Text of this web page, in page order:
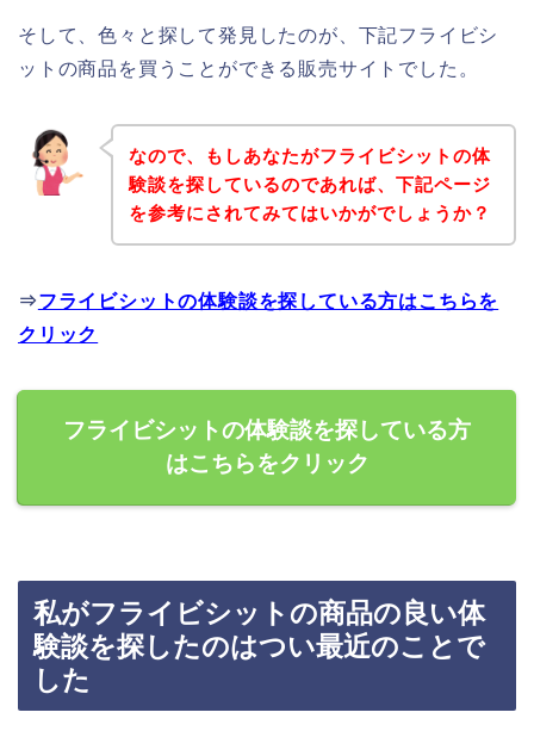
そして、色々と探して発見したのが、下記フライビシ
ットの商品を買うことができる販売サイトでした。
なので、もしあなたがフライビシットの体
験談を探しているのであれば、下記ページ
を参考にされてみてはいかがでしょうか？
⇒フライビシットの体験談を探している方はこちらを
クリック
フライビシットの体験談を探している方
はこちらをクリック
私がフライビシットの商品の良い体
験談を探したのはつい最近のことで
した